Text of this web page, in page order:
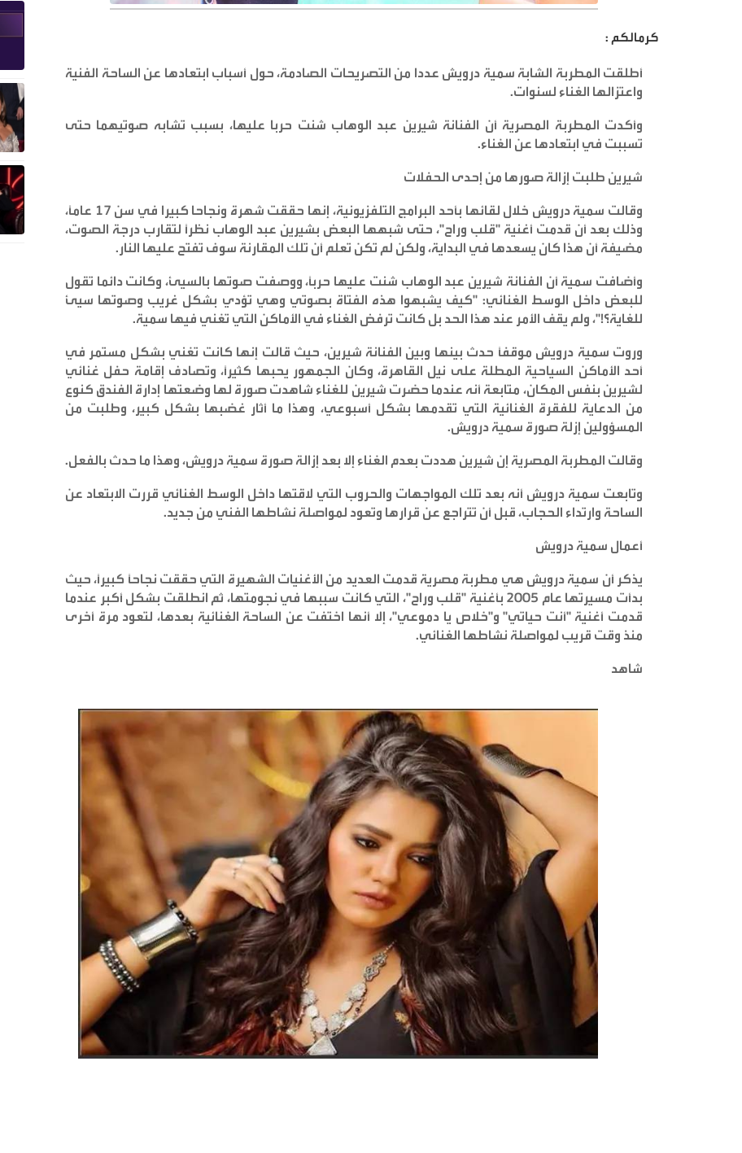
كرمالكم :
أطلقت المطربة الشابة سمية درويش عددا من التصريحات الصادمة، حول أسباب ابتعادها عن الساحة الفنية
واعتزالها الغناء لسنوات.
وأكدت المطربة المصرية أن الفنانة شيرين عبد الوهاب شنت حربا عليها، بسبب تشابه صوتيهما حتى
تسببت في ابتعادها عن الغناء.
شيرين طلبت إزالة صورها من إحدى الحفلات
وقالت سمية درويش خلال لقائها بأحد البرامج التلفزيونية، إنها حققت شهرة ونجاحا كبيرا في سن 17 عاماً،
وذلك بعد أن قدمت أغنية "قلب وراح"، حتى شبهها البعض بشيرين عبد الوهاب نظراً لتقارب درجة الصوت،
مضيفة أن هذا كان يسعدها في البداية، ولكن لم تكن تعلم أن تلك المقارنة سوف تفتح عليها النار.
وأضافت سمية أن الفنانة شيرين عبد الوهاب شنت عليها حرباً، ووصفت صوتها بالسيئ، وكانت دائما تقول
للبعض داخل الوسط الغنائي: "كيف يشبهوا هذه الفتاة بصوتي وهي تؤدي بشكل غريب وصوتها سيئ
للغاية؟!"، ولم يقف الأمر عند هذا الحد بل كانت ترفض الغناء في الأماكن التي تغني فيها سمية.
وروت سمية درويش موقفاً حدث بينها وبين الفنانة شيرين، حيث قالت إنها كانت تغني بشكل مستمر في
أحد الأماكن السياحية المطلة على نيل القاهرة، وكان الجمهور يحبها كثيراً، وتصادف إقامة حفل غنائي
لشيرين بنفس المكان، متابعة أنه عندما حضرت شيرين للغناء شاهدت صورة لها وضعتها إدارة الفندق كنوع
من الدعاية للفقرة الغنائية التي تقدمها بشكل أسبوعي، وهذا ما أثار غضبها بشكل كبير، وطلبت من
المسؤولين إزلة صورة سمية درويش.
وقالت المطربة المصرية إن شيرين هددت بعدم الغناء إلا بعد إزالة صورة سمية درويش، وهذا ما حدث بالفعل.
وتابعت سمية درويش أنه بعد تلك المواجهات والحروب التي لاقتها داخل الوسط الغنائي قررت الابتعاد عن
الساحة وارتداء الحجاب، قبل أن تتراجع عن قرارها وتعود لمواصلة نشاطها الفني من جديد.
أعمال سمية درويش
يذكر أن سمية درويش هي مطربة مصرية قدمت العديد من الأغنيات الشهيرة التي حققت نجاحاً كبيراً، حيث
بدأت مسيرتها عام 2005 بأغنية "قلب وراح"، التي كانت سببها في نجومتها، ثم انطلقت بشكل أكبر عندما
قدمت أغنية "أنت حياتي" و"خلاص يا دموعي"، إلا أنها اختفت عن الساحة الغنائية بعدها، لتعود مرة أخرى
منذ وقت قريب لمواصلة نشاطها الغنائي.
شاهد